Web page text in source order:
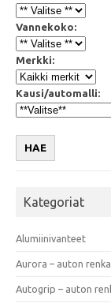
Vannekoko:
Merkki:
Kausi/automalli:
HAE
Kategoriat
Alumiinivanteet
Aurora – auton
Autogrip – auton